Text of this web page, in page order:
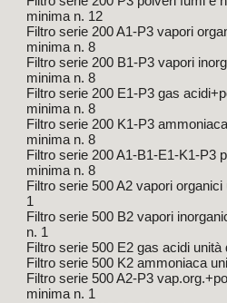
minima n. 12
Filtro serie 200 A1-P3 vapori
minima n. 8
Filtro serie 200 B1-P3 vapori
minima n. 8
Filtro serie 200 E1-P3 gas
minima n. 8
Filtro serie 200 K1-P3
minima n. 8
Filtro serie 200 A1-B1-E1-K1-P3
minima n. 8
Filtro serie 500 A2 vapori
1
Filtro serie 500 B2 vapori
n. 1
Filtro serie 500 E2 gas acidi
Filtro serie 500 K2 ammoniaca
Filtro serie 500 A2-P3
minima n. 1